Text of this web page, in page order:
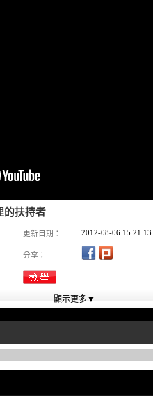
的扶持者
更新日期： 2012-08-06 15:21:13
分享：